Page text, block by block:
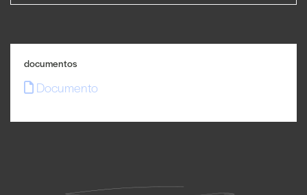
documentos
Documento